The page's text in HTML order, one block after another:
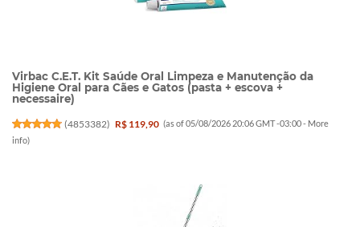
Virbac C.E.T. Kit Saúde Oral Limpeza e Manutenção da
Higiene Oral para Cães e Gatos (pasta + escova +
necessaire)
(4853382) R$ 119,90 (as of 05/08/2026 20:06 GMT -03:00 - More
info)